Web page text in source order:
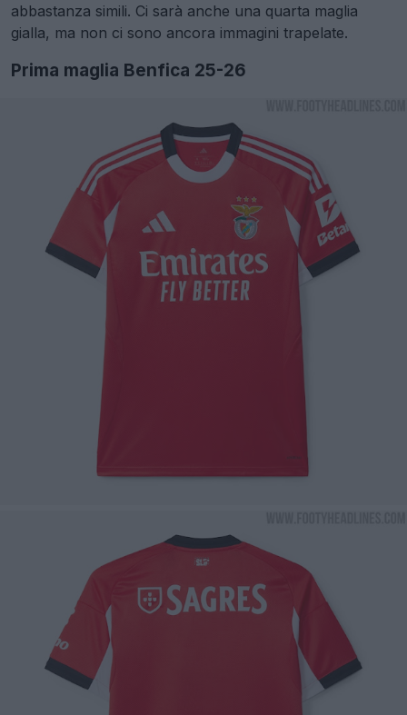
abbastanza simili. Ci sarà anche una quarta maglia
gialla, ma non ci sono ancora immagini trapelate.
Prima maglia Benfica 25-26